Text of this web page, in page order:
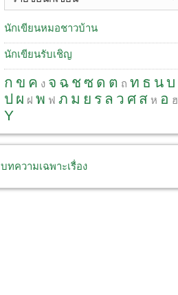
นักเขียนหมอชาวบ้าน
นักเขียนรับเชิญ
ก ข ค ง จ ฉ ชซ ด ต ถ ท ธ นบ
ป ผ ฝ พ ฟ ภ ม ย ร ล ว ศ ส ห อ ฮ
Y
บทความเฉพาะเรื่อง